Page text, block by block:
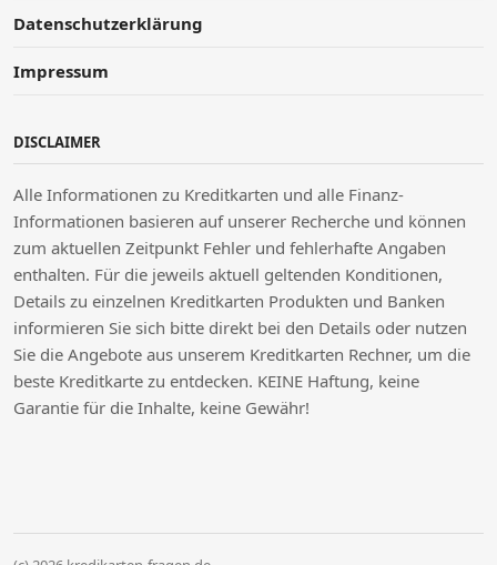
Datenschutzerklärung
Impressum
DISCLAIMER
Alle Informationen zu Kreditkarten und alle Finanz-
Informationen basieren auf unserer Recherche und können
zum aktuellen Zeitpunkt Fehler und fehlerhafte Angaben
enthalten. Für die jeweils aktuell geltenden Konditionen,
Details zu einzelnen Kreditkarten Produkten und Banken
informieren Sie sich bitte direkt bei den Details oder nutzen
Sie die Angebote aus unserem Kreditkarten Rechner, um die
beste Kreditkarte zu entdecken. KEINE Haftung, keine
Garantie für die Inhalte, keine Gewähr!